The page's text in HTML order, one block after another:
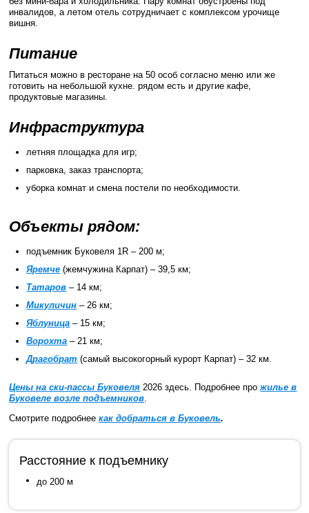
инвалидов, а летом отель сотрудничает с комплексом урочище
вишня.
Питание
Питаться можно в ресторане на 50 особ согласно меню или же
готовить на небольшой кухне. рядом есть и другие кафе,
продуктовые магазины.
Инфраструктура
летняя площадка для игр;
парковка, заказ транспорта;
уборка комнат и смена постели по необходимости.
Объекты рядом:
подъемник Буковеля 1R – 200 м;
Яремче (жемчужина Карпат) – 39,5 км;
Татаров – 14 км;
Микуличин – 26 км;
Яблуница – 15 км;
Ворохта – 21 км;
Драгобрат (самый высокогорный курорт Карпат) – 32 км.
Цены на ски-пассы Буковеля 2026 здесь. Подробнее прожилье в
Буковеле возле подъемников
Смотрите подробнеекак добраться в Буковель.
Расстояние к подъемнику
до 200 м